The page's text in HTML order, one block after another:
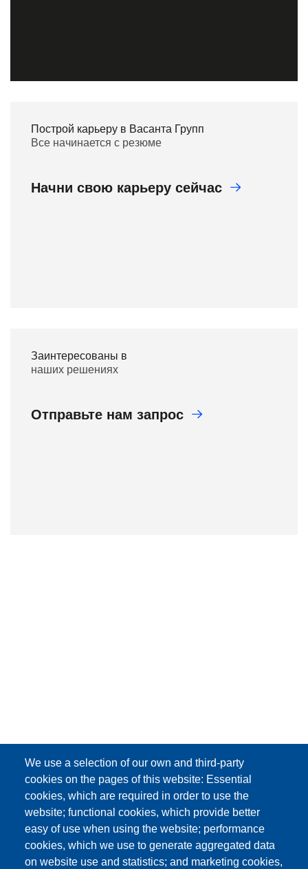
Построй карьеру в Васанта Групп
Все начинается с резюме
Начни свою карьеру сейчас
Заинтересованы в
наших решениях
Отправьте нам запрос
We use a selection of our own and third-party
cookies on the pages of this website: Essential
cookies, which are required in order to use the
website; functional cookies, which provide better
easy of use when using the website; performance
cookies, which we use to generate aggregated data
on website use and statistics; and marketing cookies,